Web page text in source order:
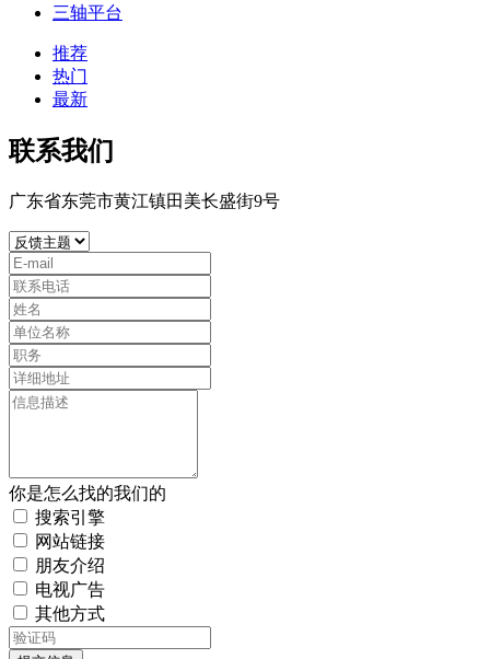
三轴平台
推荐
热门
最新
联系我们
广东省东莞市黄江镇田美长盛街9号
你是怎么找的我们的
搜索引擎
网站链接
朋友介绍
电视广告
其他方式